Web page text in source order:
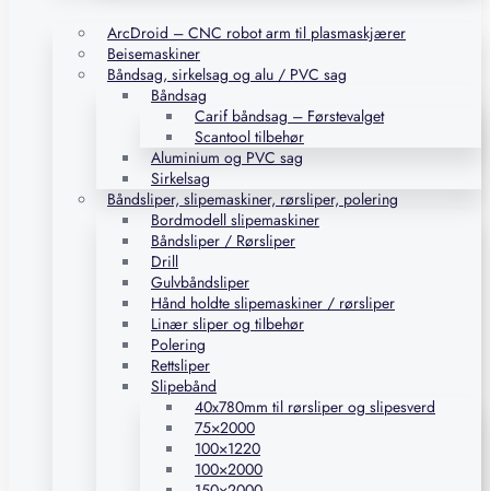
ArcDroid – CNC robot arm til plasmaskjærer
Beisemaskiner
Båndsag, sirkelsag og alu / PVC sag
Båndsag
Carif båndsag – Førstevalget
Scantool tilbehør
Aluminium og PVC sag
Sirkelsag
Båndsliper, slipemaskiner, rørsliper, polering
Bordmodell slipemaskiner
Båndsliper / Rørsliper
Drill
Gulvbåndsliper
Hånd holdte slipemaskiner / rørsliper
Linær sliper og tilbehør
Polering
Rettsliper
Slipebånd
40x780mm til rørsliper og slipesverd
75×2000
100×1220
100×2000